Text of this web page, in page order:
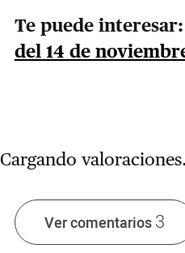
Te puede interesar:
del 14 de
Cargando
Ver comentarios3